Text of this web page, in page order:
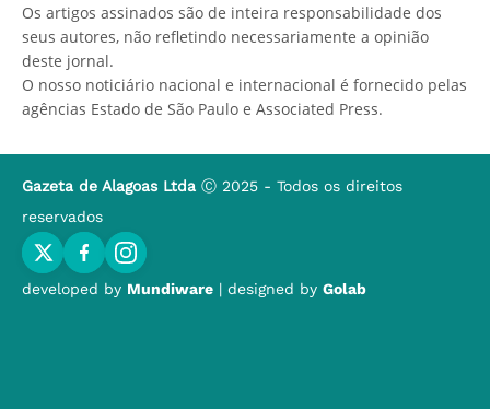
Os artigos assinados são de inteira responsabilidade dos
seus autores, não refletindo necessariamente a opinião
deste jornal.
O nosso noticiário nacional e internacional é fornecido pelas
agências Estado de São Paulo e Associated Press.
Gazeta de Alagoas Ltda Ⓒ 2025 - Todos os direitos
reservados
developed by Mundiware | designed by Golab